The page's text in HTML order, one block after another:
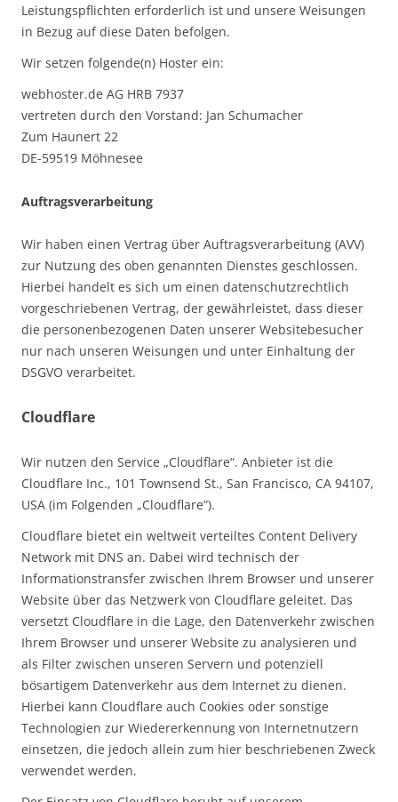
Leistungspflichten erforderlich ist und unsere Weisungen
in Bezug auf diese Daten befolgen.
Wir setzen folgende(n) Hoster ein:
webhoster.de AG HRB 7937
vertreten durch den Vorstand: Jan Schumacher
Zum Haunert 22
DE-59519 Möhnesee
Auftragsverarbeitung
Wir haben einen Vertrag über Auftragsverarbeitung (AVV)
zur Nutzung des oben genannten Dienstes geschlossen.
Hierbei handelt es sich um einen datenschutzrechtlich
vorgeschriebenen Vertrag, der gewährleistet, dass dieser
die personenbezogenen Daten unserer Websitebesucher
nur nach unseren Weisungen und unter Einhaltung der
DSGVO verarbeitet.
Cloudflare
Wir nutzen den Service „Cloudflare“. Anbieter ist die
Cloudflare Inc., 101 Townsend St., San Francisco, CA 94107,
USA (im Folgenden „Cloudflare”).
Cloudflare bietet ein weltweit verteiltes Content Delivery
Network mit DNS an. Dabei wird technisch der
Informationstransfer zwischen Ihrem Browser und unserer
Website über das Netzwerk von Cloudflare geleitet. Das
versetzt Cloudflare in die Lage, den Datenverkehr zwischen
Ihrem Browser und unserer Website zu analysieren und
als Filter zwischen unseren Servern und potenziell
bösartigem Datenverkehr aus dem Internet zu dienen.
Hierbei kann Cloudflare auch Cookies oder sonstige
Technologien zur Wiedererkennung von Internetnutzern
einsetzen, die jedoch allein zum hier beschriebenen Zweck
verwendet werden.